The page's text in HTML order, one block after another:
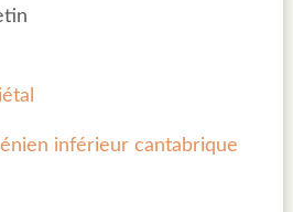
inférieur cantabrique